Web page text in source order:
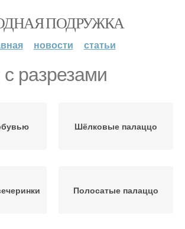
ПОДРУЖКА
новости статьи
разрезами
Шёлковые палаццо
Полосатые палаццо